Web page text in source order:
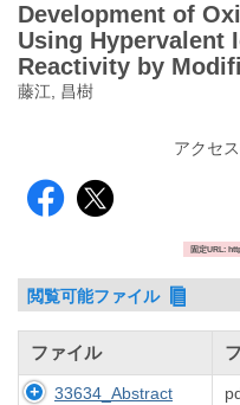
Development of
Using Hypervalent
Reactivity by
藤江, 昌樹
アクセ
固定URL:
閲覧可能ファイル
ファイル
33634_Abstract